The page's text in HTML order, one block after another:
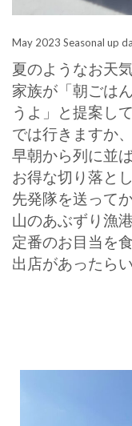
May 2023 Seasonal up
夏のようなお天
家族が「朝ごは
うよ」と提案し
では行きますか
早朝から列に並
お得な切り落と
先発隊を送って
山のあぶずり漁港
定番のお目当を
出店があったら